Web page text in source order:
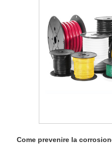
Come prevenire la